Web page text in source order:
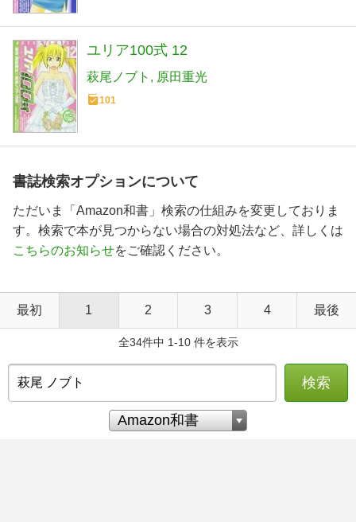
ユリア100式 12
萩尾ノブト 原田重光
101
書誌検索オプションについて
ただいま「Amazon和書」検索の仕組みを変更しておりま
す。検索で本が見つからない場合の対処法など、詳しくは
こちらのお知らせをご確認ください。
最初 1 2 3 4 最後
全34件中 1-10 件を表示
検索